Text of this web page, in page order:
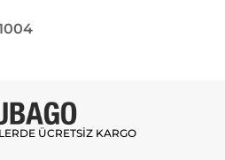
ÜCRETSİZ KARGO